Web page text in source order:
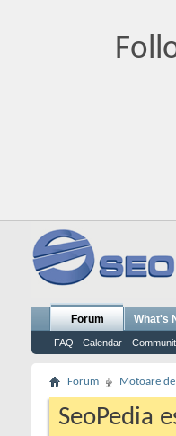
Forum
FAQ Calendar
What's
Forum Motoare de
SeoPedia